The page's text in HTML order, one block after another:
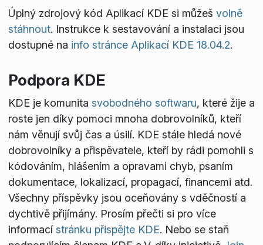
Úplný zdrojový kód Aplikací KDE si můžeš volně
stáhnout. Instrukce k sestavování a instalaci jsou
dostupné na info stránce Aplikací KDE 18.04.2.
Podpora KDE
KDE je komunita svobodného softwaru, které žije a
roste jen díky pomoci mnoha dobrovolníků, kteří
nám věnují svůj čas a úsilí. KDE stále hledá nové
dobrovolníky a přispěvatele, kteří by rádi pomohli s
kódováním, hlášením a opravami chyb, psaním
dokumentace, lokalizací, propagací, financemi atd.
Všechny příspěvky jsou oceňovány s vděčností a
dychtivě přijímány. Prosím přečti si pro více
informací stránku přispějte KDE. Nebo se staň